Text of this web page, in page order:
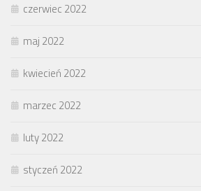
czerwiec 2022
maj 2022
kwiecień 2022
marzec 2022
luty 2022
styczeń 2022